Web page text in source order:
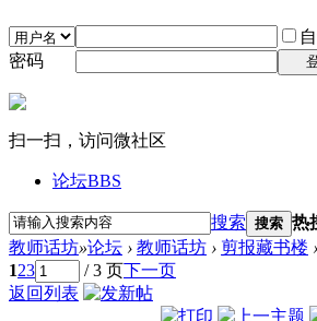
密码
扫一扫，访问微社区
论坛BBS
搜索 搜索 热
教师话坊»论坛 › 教师话坊 › 剪报藏书楼 ›
123 / 3 页下一页
返回列表